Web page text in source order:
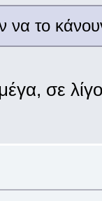
να το
σε